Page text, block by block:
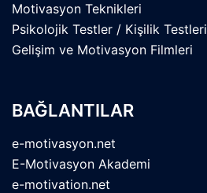
Motivasyon Teknikleri
Psikolojik Testler / Kişilik Testleri
Gelişim ve Motivasyon Filmleri
BAĞLANTILAR
e-motivasyon.net
E-Motivasyon Akademi
e-motivation.net